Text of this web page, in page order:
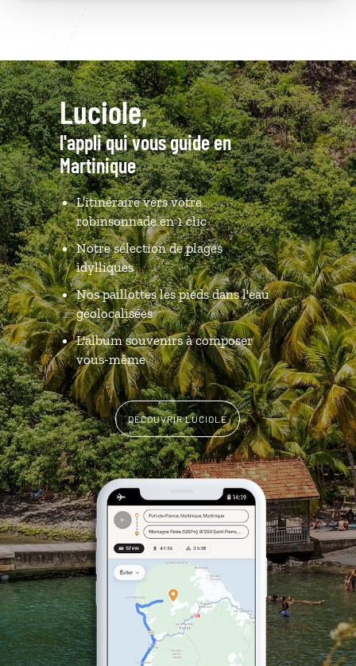
Luciole,
l'appli qui vous guide en
Martinique
L’itinéraire vers votre
robinsonnade en 1 clic
Notre sélection de plages
idylliques
Nos paillottes les pieds dans l'eau
géolocalisées
L'album souvenirs à composer
vous-même
DÉCOUVRIR LUCIOLE